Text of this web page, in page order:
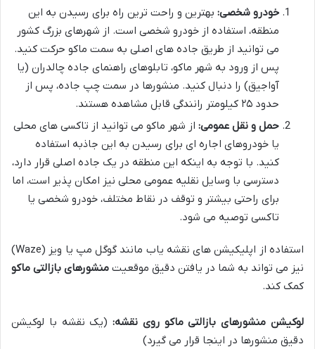
خودرو شخصی: بهترین و راحت ترین راه برای رسیدن به این
منطقه، استفاده از خودرو شخصی است. از شهرهای بزرگ کشور
می توانید از طریق جاده های اصلی به سمت ماکو حرکت کنید.
پس از ورود به شهر ماکو، تابلوهای راهنمای جاده چالدران (یا
آواجیق) را دنبال کنید. منشورها در سمت چپ جاده، پس از
حدود ۲۵ کیلومتر رانندگی قابل مشاهده هستند.
حمل و نقل عمومی: از شهر ماکو می توانید از تاکسی های محلی
یا خودروهای اجاره ای برای رسیدن به این جاذبه استفاده
کنید. با توجه به اینکه این منطقه در یک جاده اصلی قرار دارد،
دسترسی با وسایل نقلیه عمومی محلی نیز امکان پذیر است، اما
برای راحتی بیشتر و توقف در نقاط مختلف، خودرو شخصی یا
تاکسی توصیه می شود.
استفاده از اپلیکیشن های نقشه یاب مانند گوگل مپ یا ویز (Waze)
نیز می تواند به شما در یافتن دقیق موقعیت منشورهای بازالتی ماکو
کمک کند.
لوکیشن منشورهای بازالتی ماکو روی نقشه:(یک نقشه با لوکیشن
دقیق منشورها در اینجا قرار می گیرد)